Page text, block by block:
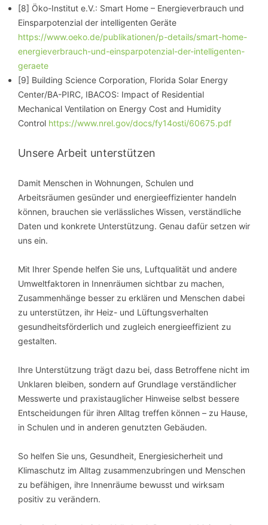
[8] Öko-Institut e.V.: Smart Home – Energieverbrauch und
Einsparpotenzial der intelligenten Geräte
https://www.oeko.de/publikationen/p-details/smart-home-
energieverbrauch-und-einsparpotenzial-der-intelligenten-
geraete
[9] Building Science Corporation, Florida Solar Energy
Center/BA-PIRC, IBACOS: Impact of Residential
Mechanical Ventilation on Energy Cost and Humidity
Control https://www.nrel.gov/docs/fy14osti/60675.pdf
Unsere Arbeit unterstützen
Damit Menschen in Wohnungen, Schulen und
Arbeitsräumen gesünder und energieeffizienter handeln
können, brauchen sie verlässliches Wissen, verständliche
Daten und konkrete Unterstützung. Genau dafür setzen wir
uns ein.
Mit Ihrer Spende helfen Sie uns, Luftqualität und andere
Umweltfaktoren in Innenräumen sichtbar zu machen,
Zusammenhänge besser zu erklären und Menschen dabei
zu unterstützen, ihr Heiz- und Lüftungsverhalten
gesundheitsförderlich und zugleich energieeffizient zu
gestalten.
Ihre Unterstützung trägt dazu bei, dass Betroffene nicht im
Unklaren bleiben, sondern auf Grundlage verständlicher
Messwerte und praxistauglicher Hinweise selbst bessere
Entscheidungen für ihren Alltag treffen können – zu Hause,
in Schulen und in anderen genutzten Gebäuden.
So helfen Sie uns, Gesundheit, Energiesicherheit und
Klimaschutz im Alltag zusammenzubringen und Menschen
zu befähigen, ihre Innenräume bewusst und wirksam
positiv zu verändern.